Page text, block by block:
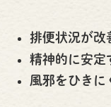
排便状況が改
精神的に安定
風邪をひきに